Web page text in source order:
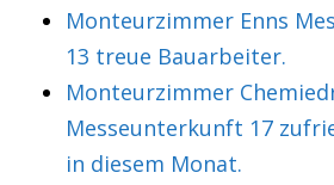
Monteurzimmer Enns
13 treue Bauarbeiter.
Monteurzimmer
Messeunterkunft 17
in diesem Monat.